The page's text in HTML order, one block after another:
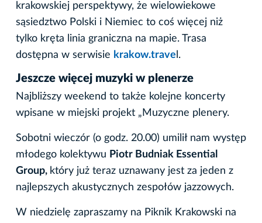
krakowskiej perspektywy, że wielowiekowe
sąsiedztwo Polski i Niemiec to coś więcej niż
tylko kręta linia graniczna na mapie. Trasa
dostępna w serwisie krakow.trave l.
Jeszcze więcej muzyki w plenerze
Najbliższy weekend to także kolejne koncerty
wpisane w miejski projekt „Muzyczne plenery.
Sobotni wieczór (o godz. 20.00) umilił nam występ
młodego kolektywu Piotr Budniak Essential
Group, który już teraz uznawany jest za jeden z
najlepszych akustycznych zespołów jazzowych.
W niedzielę zapraszamy na Piknik Krakowski na